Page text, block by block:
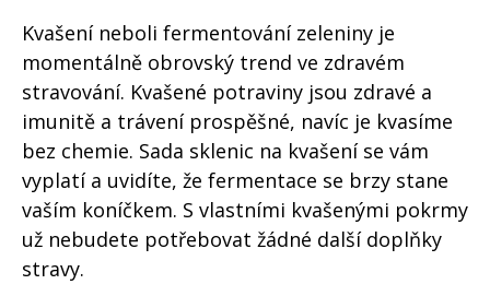
Kvašení neboli fermentování zeleniny je
momentálně obrovský trend ve zdravém
stravování. Kvašené potraviny jsou zdravé a
imunitě a trávení prospěšné, navíc je kvasíme
bez chemie. Sada sklenic na kvašení se vám
vyplatí a uvidíte, že fermentace se brzy stane
vaším koníčkem. S vlastními kvašenými pokrmy
už nebudete potřebovat žádné další doplňky
stravy.